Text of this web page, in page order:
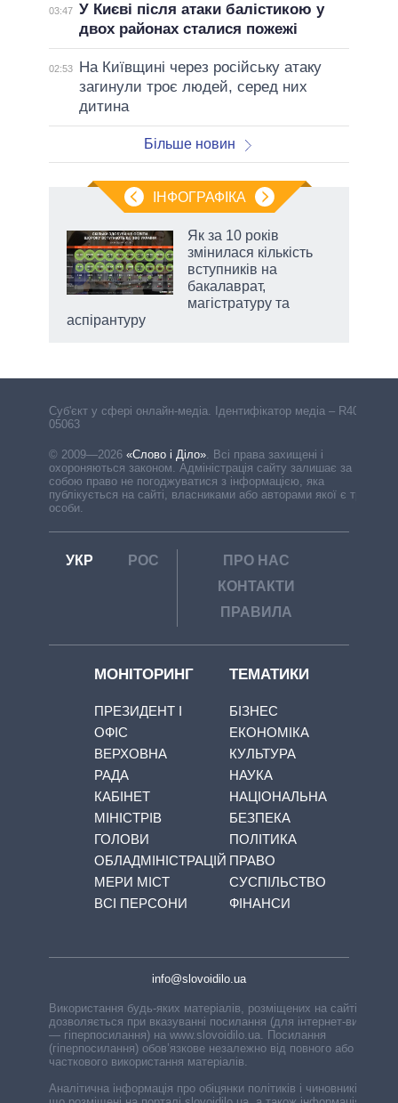
03:47 У Києві після атаки балістикою у
двох районах сталися пожежі
02:53
На Київщині через російську атаку
загинули троє людей, серед них
дитина
Більше новин
ІНФОГРАФІКА
Як за 10 років
змінилася кількість
вступників на
бакалаврат,
магістратуру та
аспірантуру
Cуб'єкт у сфері онлайн-медіа. Ідентифікатор медіа – R40-
05063
© 2009—2026 «Слово і Діло». Всі права захищені і
охороняються законом. Адміністрація сайту залишає за
собою право не погоджуватися з інформацією, яка
публікується на сайті, власниками або авторами якої є треті
особи.
УКР РОС
ПРО НАС
КОНТАКТИ
ПРАВИЛА
МОНІТОРИНГ
ПРЕЗИДЕНТ І
ОФІС
ВЕРХОВНА
РАДА
КАБІНЕТ
МІНІСТРІВ
ГОЛОВИ
ОБЛАДМІНІСТРАЦІЙ
МЕРИ МІСТ
ВСІ ПЕРСОНИ
ТЕМАТИКИ
БІЗНЕС
ЕКОНОМІКА
КУЛЬТУРА
НАУКА
НАЦІОНАЛЬНА
БЕЗПЕКА
ПОЛІТИКА
ПРАВО
СУСПІЛЬСТВО
ФІНАНСИ
info@slovoidilo.ua
Використання будь-яких матеріалів, розміщених на сайті,
дозволяється при вказуванні посилання (для інтернет-видань
— гіперпосилання) на www.slovoidilo.ua. Посилання
(гіперпосилання) обов’язкове незалежно від повного або
часткового використання матеріалів.
Аналітична інформація про обіцянки політиків і чиновників,